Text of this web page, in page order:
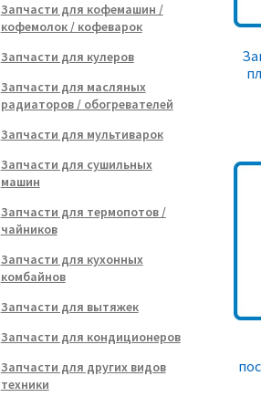
Запчасти для кофемашин /
кофемолок / кофеварок
Запчасти для кулеров
Запчасти для масляных
радиаторов / обогревателей
Запчасти для мультиварок
Запчасти для сушильных
машин
Запчасти для термопотов /
чайников
Запчасти для кухонных
комбайнов
Запчасти для вытяжек
Запчасти для кондиционеров
Запчасти для других видов
техники